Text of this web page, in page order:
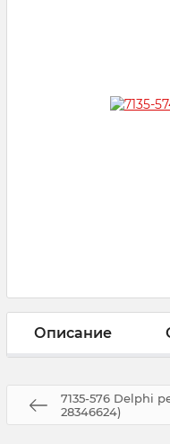
Описание
7135-576 Delphi
28346624)